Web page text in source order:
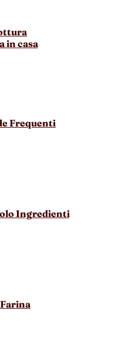
in casa
Frequenti
Ingredienti